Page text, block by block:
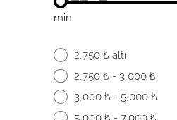
min.
2,750 ₺ altı
2,750 ₺ - 3,000 ₺
3,000 ₺ - 5,000 ₺